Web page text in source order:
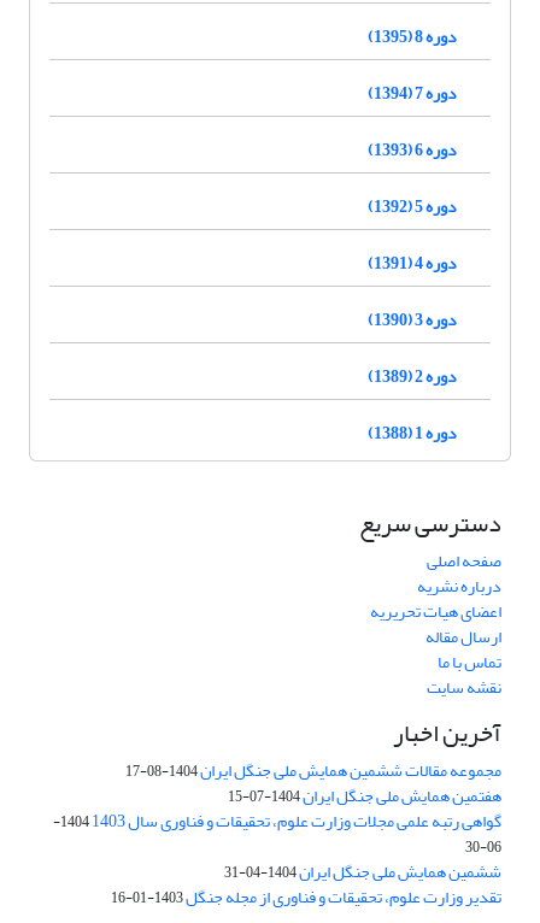
دوره 8 (1395)
دوره 7 (1394)
دوره 6 (1393)
دوره 5 (1392)
دوره 4 (1391)
دوره 3 (1390)
دوره 2 (1389)
دوره 1 (1388)
دسترسی سریع
صفحه اصلی
درباره نشریه
اعضای هیات تحریریه
ارسال مقاله
تماس با ما
نقشه سایت
آخرین اخبار
مجموعه مقالات ششمین همایش ملی جنگل ایران1404-08-17
هفتمین همایش ملی جنگل ایران1404-07-15
گواهی رتبه علمی مجلات وزارت علوم، تحقیقات و فناوری سال 1403
1404-
06-30
ششمین همایش ملی جنگل ایران1404-04-31
تقدیر وزارت علوم، تحقیقات و فناوری از مجله جنگل1403-01-16